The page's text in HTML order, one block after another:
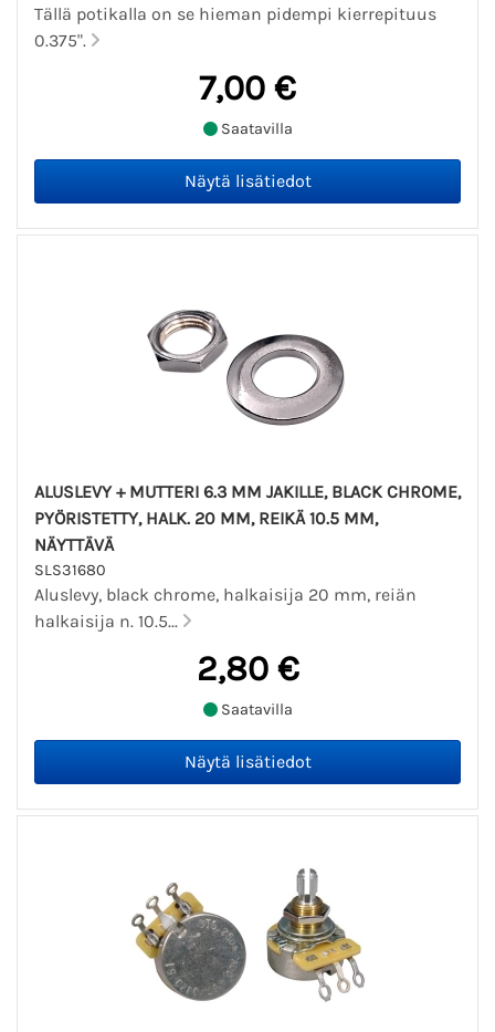
Tällä potikalla on se hieman pidempi kierrepituus
0.375".
7,00 €
Saatavilla
ALUSLEVY + MUTTERI 6.3 MM JAKILLE, BLACK CHROME,
PYÖRISTETTY, HALK. 20 MM, REIKÄ 10.5 MM,
NÄYTTÄVÄ
SLS31680
Aluslevy, black chrome, halkaisija 20 mm, reiän
halkaisija n. 10.5...
2,80 €
Saatavilla